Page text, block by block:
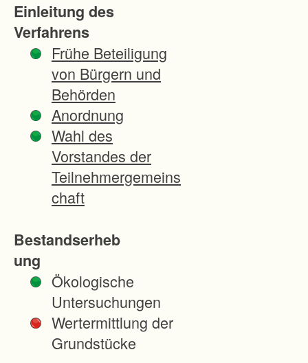
Einleitung des
Verfahrens
Frühe Beteiligung
von Bürgern und
Behörden
Anordnung
Wahl des
Vorstandes der
Teilnehmergemeins
chaft
Bestandserheb
ung
Ökologische
Untersuchungen
Wertermittlung der
Grundstücke